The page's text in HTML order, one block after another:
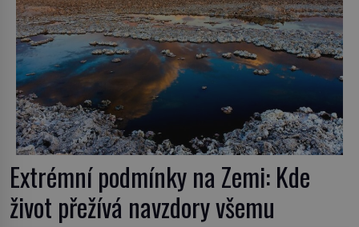
Extrémní podmínky na Zemi: Kde
život přežívá navzdory všemu